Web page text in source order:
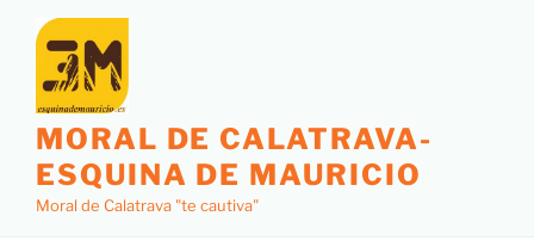
MORAL DE CALATRAVA-
ESQUINA DE MAURICIO
Moral de Calatrava "te cautiva"